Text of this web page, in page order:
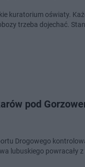
kuratorium oświaty.
trzeba dojechać.
pod
Drogowego
lubuskiego powracały